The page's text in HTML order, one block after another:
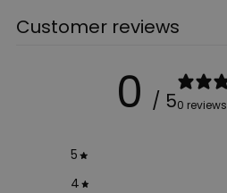
Customer reviews
0 / 50 reviews
5
4